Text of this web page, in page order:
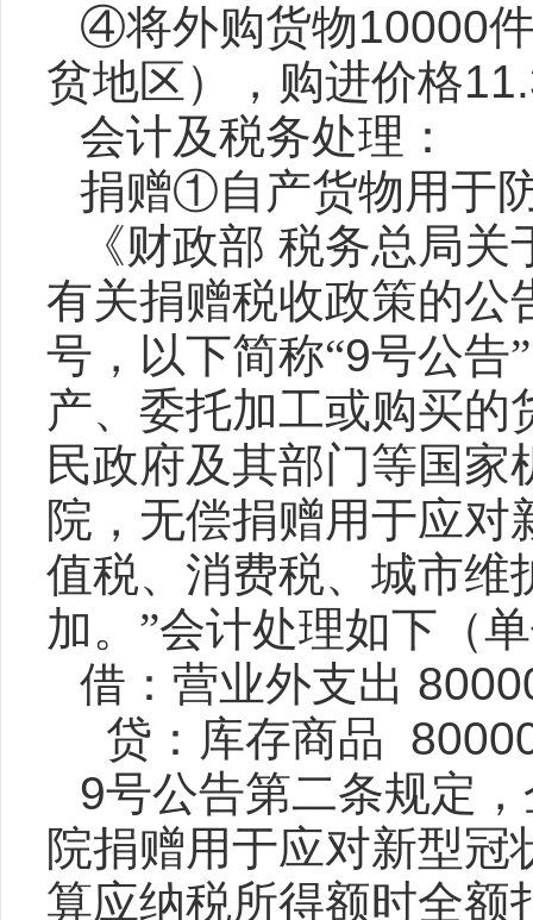
④将外购货物10000
贫地区），购进价格
会计及税务处理：
捐赠①自产货物用于
《财政部 税务总局关
有关捐赠税收政策的公
号，以下简称“9号公告
产、委托加工或购买
民政府及其部门等国
院，无偿捐赠用于应
值税、消费税、城市维
加。”会计处理如下（
借：营业外支出
贷：库存商品
9号公告第二条规定
院捐赠用于应对新型
算应纳税所得额时全额